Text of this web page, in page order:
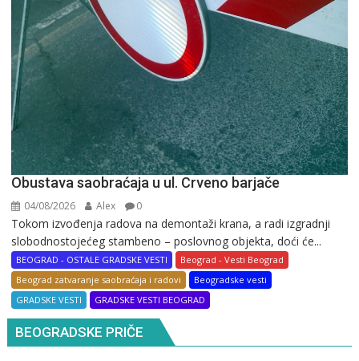
Obustava saobraćaja u ul. Crveno barjače
04/08/2026 Alex 0
Tokom izvođenja radova na demontaži krana, a radi izgradnji
slobodnostojećeg stambeno – poslovnog objekta, doći će...
BEOGRAD - OSTALE GRADSKE VESTI
Beograd - Vesti Beograd
Beograd zatvaranje saobraćaja i radovi
Beogradske vesti
GRADSKE VESTI
GRADSKE VESTI BEOGRAD
BEOGRADSKE PRIČE